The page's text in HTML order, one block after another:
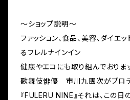
〜ショップ説明〜
ファッション、食品、美容、ダイ
るフレルナインイン
健康やエコにも取り組んでおりま
歌舞伎俳優 市川九團次がプロ
『FULERU NINE』それは、この